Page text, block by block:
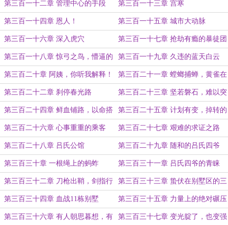
拉开帷幕
第三百一十二章 管理中心的手段 第三百一十三章 宫寒
第三百一十四章 恩人！ 第三百一十五章 城市大动脉
第三百一十六章 深入虎穴 第三百一十七章 抢劫有瘾的暴徒团
伙
第三百一十八章 惊弓之鸟，懵逼的
一伙悍匪
第三百一十九章 久违的蓝天白云
第三百二十章 阿姨，你听我解释！ 第三百二十一章 螳螂捕蝉，黄雀在
后
第三百二十二章 刹停春光路 第三百二十三章 坚若磐石，难以突
破的防御
第三百二十四章 鲜血铺路，以命搭
桥
第三百二十五章 计划有变，掉转的
枪口
第三百二十六章 心事重重的乘客 第三百二十七章 艰难的求证之路
第三百二十八章 吕氏公馆 第三百二十九章 随和的吕氏四爷
第三百三十章 一根绳上的蚂蚱 第三百三十一章 吕氏四爷的青睐
第三百三十二章 刀枪出鞘，剑指行
政区
第三百三十三章 蛰伏在别墅区的三
人小组
第三百三十四章 血战11栋别墅 第三百三十五章 力量上的绝对碾压
第三百三十六章 有人朝思暮想，有 第三百三十七章 变光腚了，也变强